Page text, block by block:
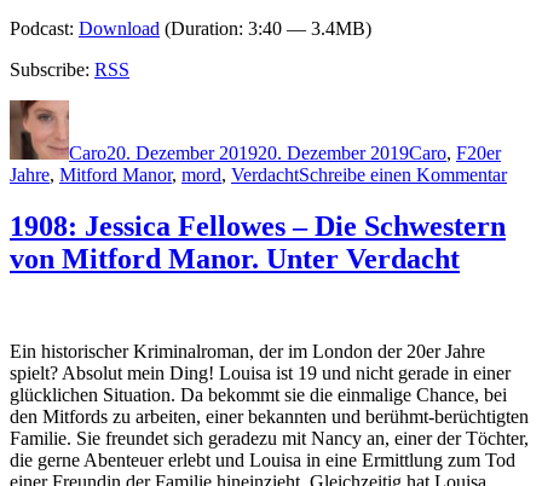
Podcast: Download (Duration: 3:40 — 3.4MB)
Subscribe: RSS
Autor
Caro20. Dezember 201920. Dezember 2019Caro, F20er
Jahre, Mitford Manor, mord, VerdachtSchreibe einen Kommentarzu
1908: Jessica Fellowes – Die Schwestern
von Mitford Manor. Unter Verdacht
Ein historischer Kriminalroman, der im London der 20er Jahre
spielt? Absolut mein Ding! Louisa ist 19 und nicht gerade in einer
glücklichen Situation. Da bekommt sie die einmalige Chance, bei
den Mitfords zu arbeiten, einer bekannten und berühmt-berüchtigten
Familie. Sie freundet sich geradezu mit Nancy an, einer der Töchter,
die gerne Abenteuer erlebt und Louisa in eine Ermittlung zum Tod
einer Freundin der Familie hineinzieht. Gleichzeitig hat Louisa